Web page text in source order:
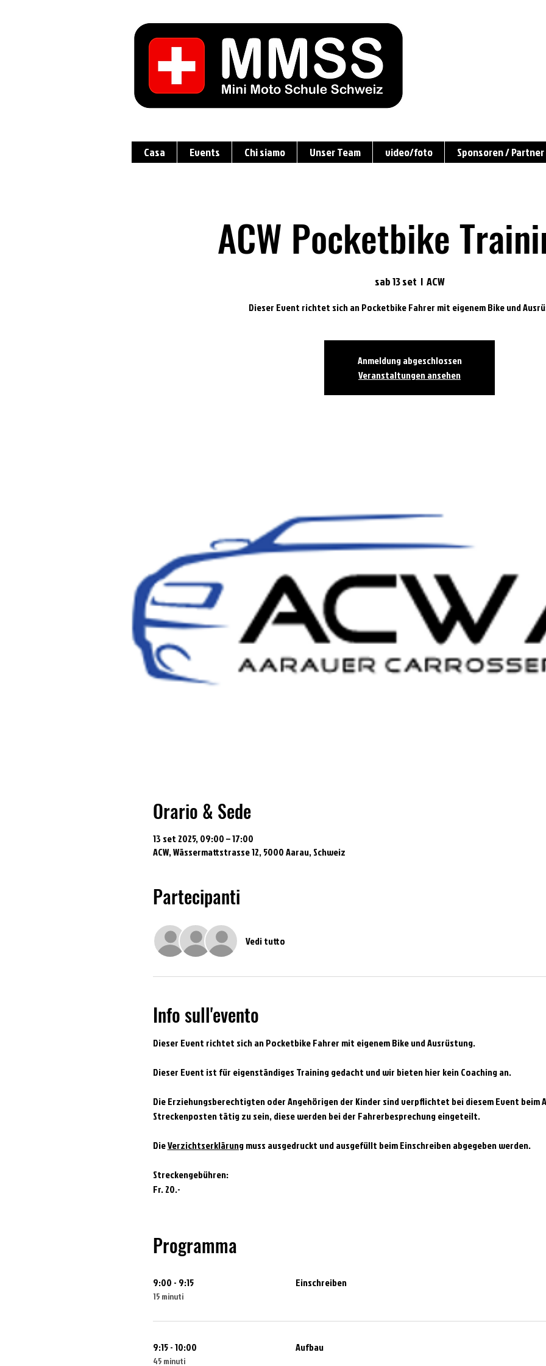
Casa Events Chi siamo Unser Team video/foto Sponsoren / Partner
ACW Pocketbike
sab 13 set
  |
ACW
Dieser Event richtet sich an Pocketbike Fahrer mit eigenem Bike und
Anmeldung abgeschlossen
Veranstaltungen ansehen
Orario & Sede
13 set 2025, 09:00 – 17:00
ACW, Wässermattstrasse 12, 5000 Aarau, Schweiz
Partecipanti
Vedi tutto
Info sull'evento
Dieser Event richtet sich an Pocketbike Fahrer mit eigenem Bike und Ausrüstung.
Dieser Event ist für eigenständiges Training gedacht und wir bieten hier kein Coaching an.
Die Erziehungsberechtigten oder Angehörigen der Kinder sind verpflichtet bei diesem Event beim
Streckenposten tätig zu sein, diese werden bei der Fahrerbesprechung eingeteilt.
Die Verzichtserklärung muss ausgedruckt und ausgefüllt beim Einschreiben abgegeben werden.
Streckengebühren:
Fr. 20.-
Programma
9:00 - 9:15
15 minuti
Einschreiben
9:15 - 10:00
45 minuti
Aufbau